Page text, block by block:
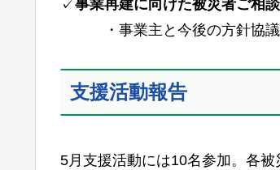
✓事業再建に向けた被災者ご相
・事業主と今後の方針協議
支援活動報告
5月支援活動には10名参加。各